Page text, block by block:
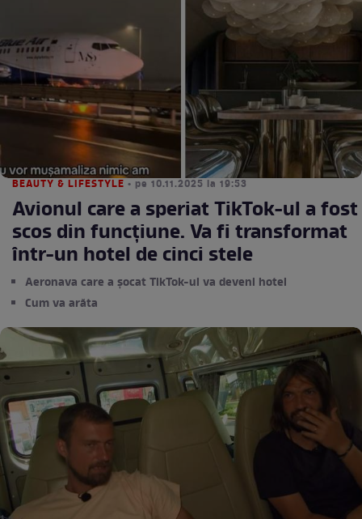
BEAUTY & LIFESTYLE • pe 10.11.2025 la 19:53
Avionul care a speriat TikTok-ul a fost
scos din funcțiune. Va fi transformat
într-un hotel de cinci stele
Aeronava care a șocat TikTok-ul va deveni hotel
Cum va arăta